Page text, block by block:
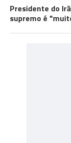
Presidente do
supremo é